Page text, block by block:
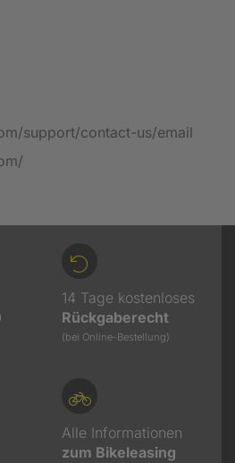
support/contact-us/email
14 Tage kostenloses
Rückgaberecht
(bei Online-Bestellung)
Alle Informationen
zum Bikeleasing